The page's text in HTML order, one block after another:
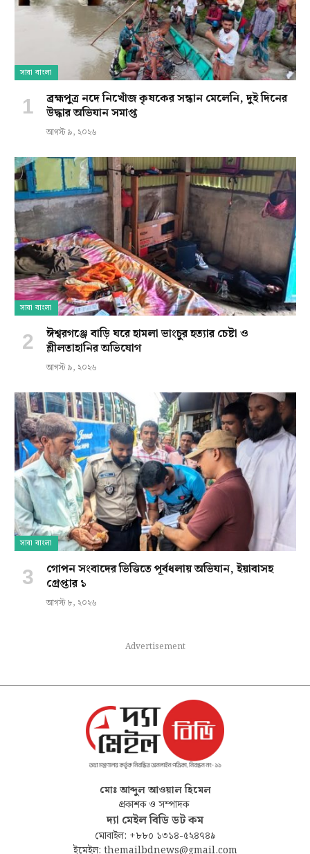
সারা বাংলা
ব্রহ্মপুত্র নদে নিখোঁজ কৃষকের সন্ধান মেলেনি, দুই দিনের
উদ্ধার অভিযান সমাপ্ত
আগস্ট ৯, ২০২৬
সারা বাংলা
ঈশ্বরগঞ্জে বাড়ি ঘরে হামলা ভাংচুর হত্যার চেষ্টা ও
শ্লীলতাহানির অভিযোগ
আগস্ট ৯, ২০২৬
সারা বাংলা
গোপন সংবাদের ভিত্তিতে পূর্বধলায় অভিযান, ইয়াবাসহ
গ্রেপ্তার ১
আগস্ট ৮, ২০২৬
Advertisement
মোঃ আব্দুল আওয়াল হিমেল
প্রকাশক ও সম্পাদক
দ্যা মেইল বিডি ডট কম
মোবাইল: +৮৮০ ১৩১৪-৫২৪৭৪৯
ইমেইল: themailbdnews@gmail.com